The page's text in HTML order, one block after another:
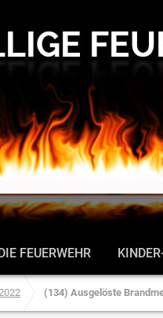
FEUERWEHR
(134) Ausgelöste